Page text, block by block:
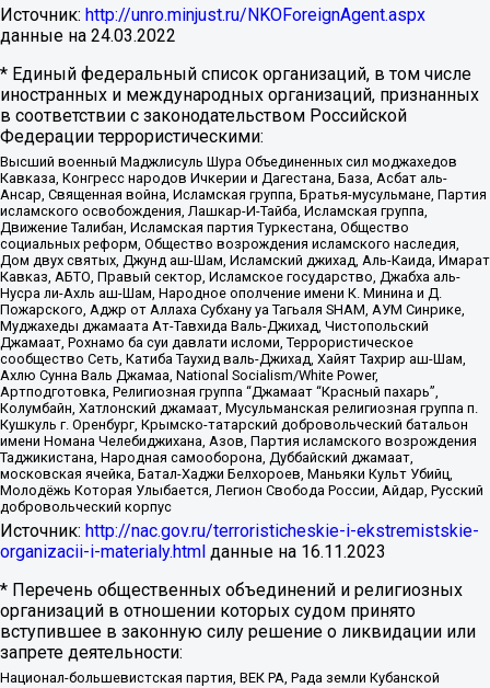
Источник: http://unro.minjust.ru/NKOForeignAgent.aspx
данные на 24.03.2022
* Единый федеральный список организаций, в том числе
иностранных и международных организаций, признанных
в соответствии с законодательством Российской
Федерации террористическими:
Высший военный Маджлисуль Шура Объединенных сил моджахедов
Кавказа, Конгресс народов Ичкерии и Дагестана, База, Асбат аль-
Ансар, Священная война, Исламская группа, Братья-мусульмане, Партия
исламского освобождения, Лашкар-И-Тайба, Исламская группа,
Движение Талибан, Исламская партия Туркестана, Общество
социальных реформ, Общество возрождения исламского наследия,
Дом двух святых, Джунд аш-Шам, Исламский джихад, Аль-Каида, Имарат
Кавказ, АБТО, Правый сектор, Исламское государство, Джабха аль-
Нусра ли-Ахль аш-Шам, Народное ополчение имени К. Минина и Д.
Пожарского, Аджр от Аллаха Субхану уа Тагьаля SHAM, АУМ Синрике,
Муджахеды джамаата Ат-Тавхида Валь-Джихад, Чистопольский
Джамаат, Рохнамо ба суи давлати исломи, Террористическое
сообщество Сеть, Катиба Таухид валь-Джихад, Хайят Тахрир аш-Шам,
Ахлю Сунна Валь Джамаа, National Socialism/White Power,
Артподготовка, Религиозная группа “Джамаат “Красный пахарь”,
Колумбайн, Хатлонский джамаат, Мусульманская религиозная группа п.
Кушкуль г. Оренбург, Крымско-татарский добровольческий батальон
имени Номана Челебиджихана, Азов, Партия исламского возрождения
Таджикистана, Народная самооборона, Дуббайский джамаат,
московская ячейка, Батал-Хаджи Белхороев, Маньяки Культ Убийц,
Молодёжь Которая Улыбается, Легион Свобода России, Айдар, Русский
добровольческий корпус
Источник: http://nac.gov.ru/terroristicheskie-i-ekstremistskie-
organizacii-i-materialy.html данные на 16.11.2023
* Перечень общественных объединений и религиозных
организаций в отношении которых судом принято
вступившее в законную силу решение о ликвидации или
запрете деятельности:
Национал-большевистская партия, ВЕК РА, Рада земли Кубанской